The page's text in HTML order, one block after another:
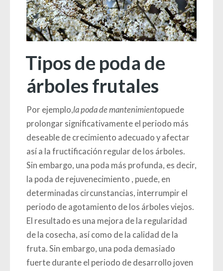
Tipos de poda de
árboles frutales
Por ejemplo,la poda de mantenimientopuede
prolongar significativamente el periodo más
deseable de crecimiento adecuado y afectar
así a la fructificación regular de los árboles.
Sin embargo, una poda más profunda, es decir,
la poda de rejuvenecimiento , puede, en
determinadas circunstancias, interrumpir el
periodo de agotamiento de los árboles viejos.
El resultado es una mejora de la regularidad
de la cosecha, así como de la calidad de la
fruta. Sin embargo, una poda demasiado
fuerte durante el periodo de desarrollo joven